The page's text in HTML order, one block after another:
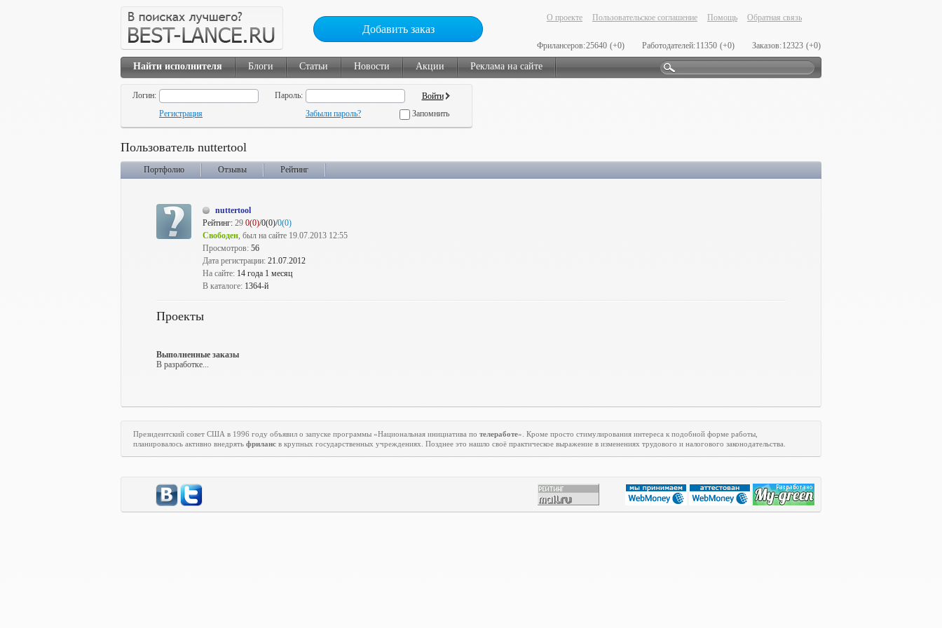
Добавить заказ
О проекте Пользовательское соглашение Помощь Обратная связь
Фрилансеров:25640 (+0) Работодателей:11350 (+0) Заказов:12323 (+0)
Найти исполнителя Блоги Статьи Новости Акции Реклама на сайте
Логин:
Пароль:
Регистрация
Забыли пароль? Запомнить
Пользователь nuttertool
Портфолио Отзывы Рейтинг
nuttertool
Рейтинг: 29 0(0)/0(0)/0(0)
Свободен, был на сайте 19.07.2013 12:55
Просмотров: 56
Дата регистрации: 21.07.2012
На сайте: 14 года 1 месяц
В каталоге: 1364-й
Проекты
Выполненные заказы
В разработке...
Президентский совет США в 1996 году объявил о запуске программы «Национальная инициатива по телеработе». Кроме просто стимулирования интереса к подобной форме работы,
планировалось активно внедрять фриланс в крупных государственных учреждениях. Позднее это нашло своё практическое выражение в изменениях трудового и налогового законодательства.